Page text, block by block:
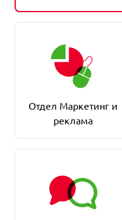
Отдел Маркетинг и
реклама